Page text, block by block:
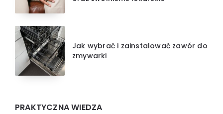
Jak wybrać i zainstalować zawór do
zmywarki
PRAKTYCZNA WIEDZA